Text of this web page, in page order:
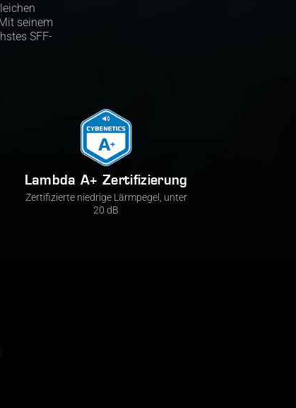
seinem
SFF-
Lambda A+ Zertifizierung​
Zertifizierte niedrige Lärmpegel, unter
20 dB​